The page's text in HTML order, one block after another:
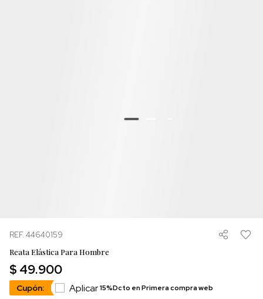
REF. 44640159
Reata Elástica Para Hombre
$ 49.900
Cupón: Aplicar15%Dcto en Primera compra web